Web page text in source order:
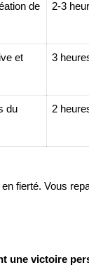
de
2-3
et
3
du
2
fierté. Vous
une victoire